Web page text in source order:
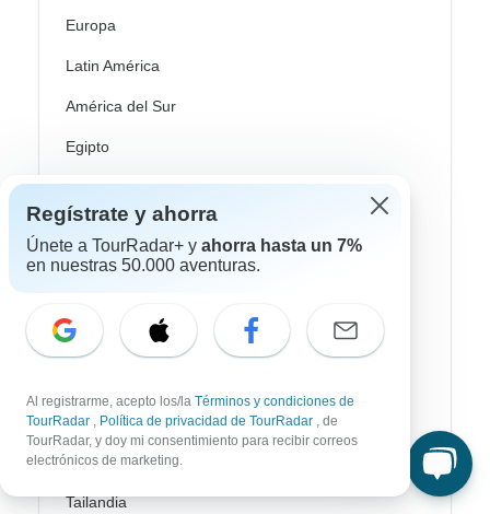
Europa
Latin América
América del Sur
Egipto
Marruecos
Bali
India
Nueva Zelanda
Sri Lanka
Tailandia
Regístrate y ahorra
Únete a TourRadar+ y ahorra hasta un 7%
en nuestras 50.000 aventuras.
Al registrarme, acepto los/la Términos y condiciones de
TourRadar , Política de privacidad de TourRadar , de
TourRadar, y doy mi consentimiento para recibir correos
electrónicos de marketing.